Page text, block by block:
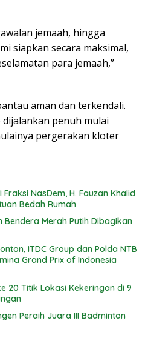
jemaah, hingga
siapkan secara maksimal,
para jemaah,”
aman dan terkendali.
penuh mulai
pergerakan kloter
Fraksi NasDem, H. Fauzan Khalid
Bedah Rumah
Bendera Merah Putih Dibagikan
ITDC Group dan Polda NTB
Grand Prix of Indonesia
20 Titik Lokasi Kekeringan di 9
Peraih Juara III Badminton